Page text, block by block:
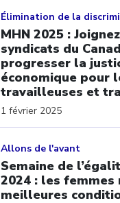
Élimination de la
MHN 2025 :
syndicats du
progresser la
économique pour
travailleuses et
1 février 2025
Allons de l'avant
Semaine de
2024 : les
meilleures